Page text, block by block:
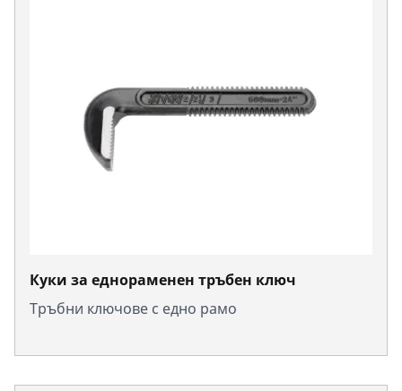
Куки за еднораменен тръбен ключ
Тръбни ключове с едно рамо